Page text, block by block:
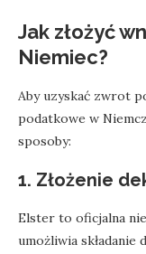
Jak złożyć
Niemiec?
Aby uzyskać zwrot
podatkowe w
sposoby:
1. Złożenie
Elster to oficjalna
umożliwia